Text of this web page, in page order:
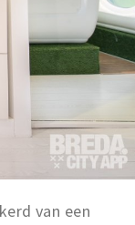
van een